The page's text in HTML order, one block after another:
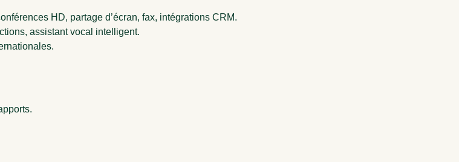
HD, partage d’écran, fax, intégrations CRM.
assistant vocal intelligent.